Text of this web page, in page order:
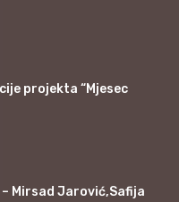
projekta “Mjesec
Mirsad Jarović,Safija